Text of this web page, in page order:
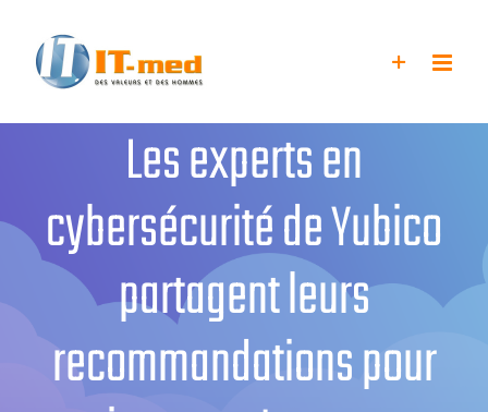
contenu
Les experts en
cybersécurité de Yubico
partagent leurs
recommandations pour